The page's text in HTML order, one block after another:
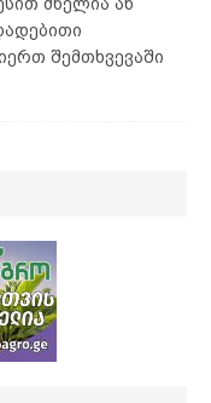
შემთხვევაში